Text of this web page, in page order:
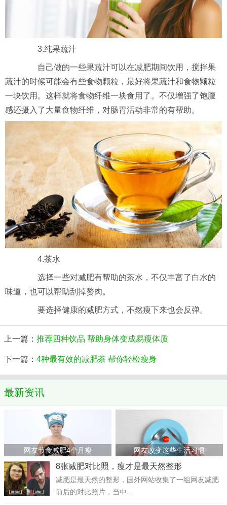
3.纯果蔬汁
自己做的一些果蔬汁可以在减肥期间饮用，搅拌果
蔬汁的时候可能会有些食物颗粒，最好将果蔬汁和食物颗粒
一块饮用。这样就将食物纤维一块食用了。不仅增强了饱腹
感还摄入了大量食物纤维，对肠胃活动非常的有帮助。
4.茶水
选择一些对减肥有帮助的茶水，不仅丰富了白水的
味道，也可以帮助刮掉赘肉。
要选择健康的减肥方式，不然瘦下来也会反弹。
上一篇： 推荐四种饮品 帮助身体变成易瘦体质
下一篇： 4种最有效的减肥茶 帮你轻松瘦身
最新资讯
网友节食减肥4个月瘦 网友改变这些生活习惯
8张减肥对比照，瘦才是最天然整形
减肥是最天然的整形，国外网站收集了一组网友减肥
前后的对比照片，当中...